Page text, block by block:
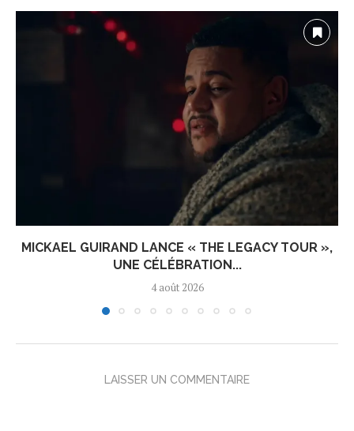
MICKAEL GUIRAND LANCE « THE LEGACY TOUR »,
UNE CÉLÉBRATION...
4 août 2026
LAISSER UN COMMENTAIRE